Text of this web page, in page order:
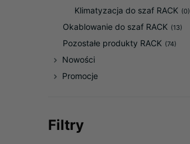
Klimatyzacja do szaf RACK (0)
Okablowanie do szaf RACK (13)
Pozostałe produkty RACK (74)
Nowości
Promocje
Filtry